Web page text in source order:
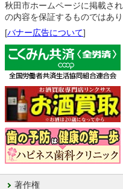
秋田市ホームページに掲載さ
の内容を保証するものではあり
[バナー広告について]
著作権